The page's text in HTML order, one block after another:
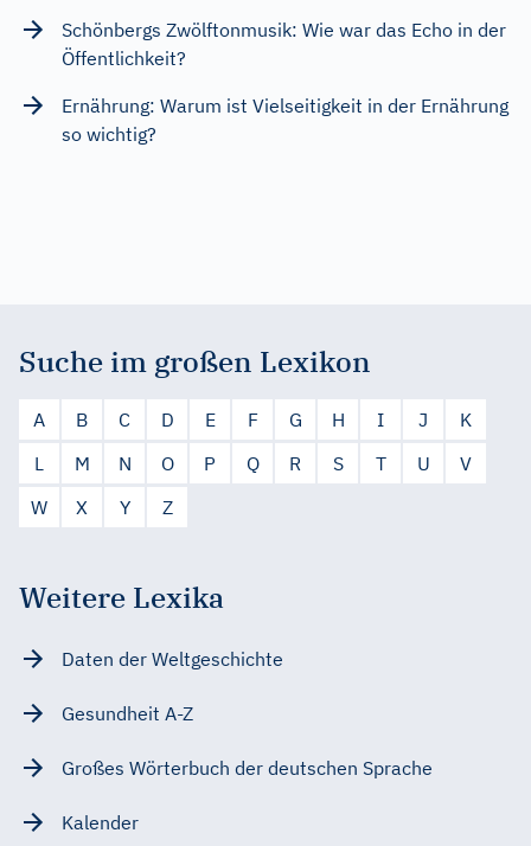
Schönbergs Zwölftonmusik: Wie war das Echo in der
Öffentlichkeit?
Ernährung: Warum ist Vielseitigkeit in der Ernährung
so wichtig?
Suche im großen Lexikon
A B C D E F G H I J
K
L
M N O P Q R S T U
V
W
X Y Z
Weitere Lexika
Daten der Weltgeschichte
Gesundheit A-Z
Großes Wörterbuch der deutschen Sprache
Kalender